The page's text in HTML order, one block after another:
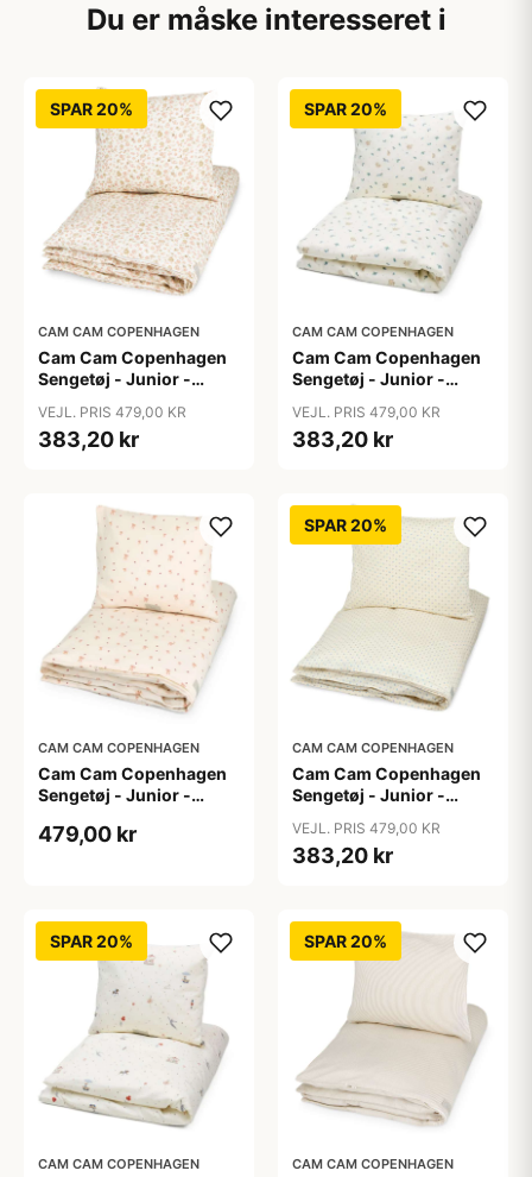
Du er måske interesseret i
SPAR 20%
CAM CAM COPENHAGEN
Cam Cam Copenhagen
Sengetøj - Junior -
VEJL. PRIS 479,00 KR
383,20 kr
SPAR 20%
CAM CAM COPENHAGEN
Cam Cam Copenhagen
Sengetøj - Junior -
VEJL. PRIS 479,00 KR
383,20 kr
CAM CAM COPENHAGEN
Cam Cam Copenhagen
Sengetøj - Junior -
479,00 kr
SPAR 20%
CAM CAM COPENHAGEN
Cam Cam Copenhagen
Sengetøj - Junior -
VEJL. PRIS 479,00 KR
383,20 kr
SPAR 20%
CAM CAM COPENHAGEN
SPAR 20%
CAM CAM COPENHAGEN